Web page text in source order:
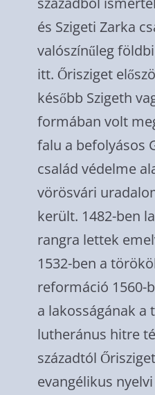
és Szigeti Zarka
valószínűleg
itt. Őrisziget
később Szigeth
formában volt
falu a befolyásos
család védelme
vörösvári
került. 1482-ben
rangra lettek
1532-ben a
reformáció 1560-
a lakosságának a
lutheránus hitre
századtól
evangélikus